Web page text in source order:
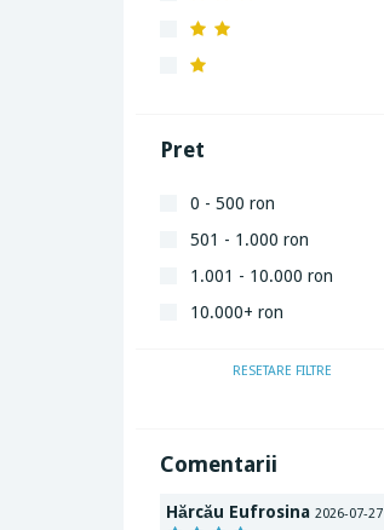
Pret
0 - 500 ron
501 - 1.000 ron
1.001 - 10.000 ron
10.000+ ron
RESETARE FILTRE
Comentarii
Hărcău Eufrosina 2026-07-27